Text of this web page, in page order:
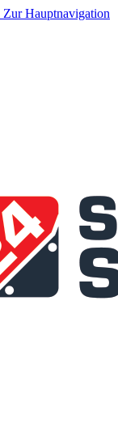
Zur Hauptnavigation